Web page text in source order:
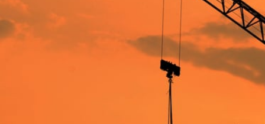
Aggiungi al carrello Aggiungi al carrello